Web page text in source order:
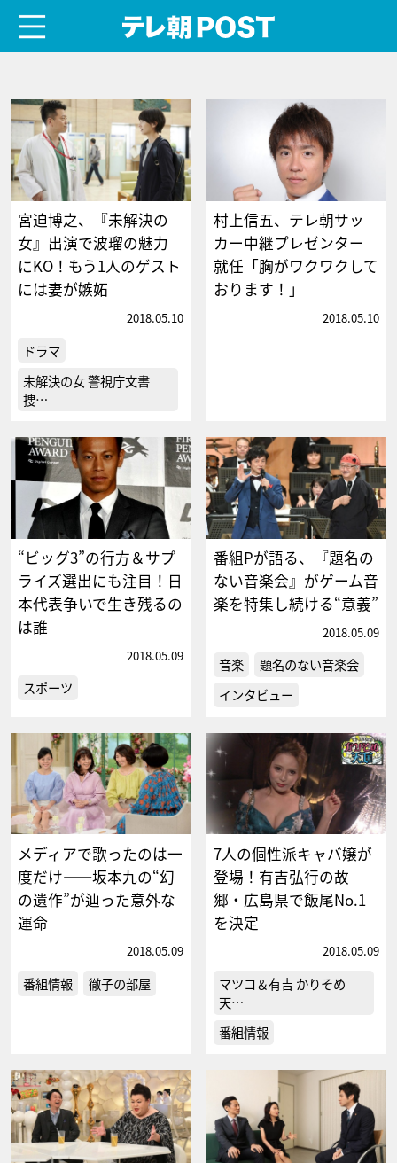
宮迫博之、『未解決の
女』出演で波瑠の魅力
にKO！もう1人のゲスト
には妻が嫉妬
2018.05.10
ドラマ
未解決の女 警視庁文書
捜…
村上信五、テレ朝サッ
カー中継プレゼンター
就任「胸がワクワクして
おります！」
2018.05.10
“ビッグ3”の行方＆サプ
ライズ選出にも注目！日
本代表争いで生き残るの
は誰
2018.05.09
スポーツ
番組Pが語る、『題名の
ない音楽会』がゲーム音
楽を特集し続ける“意義”
2018.05.09
音楽
題名のない音楽会
インタビュー
メディアで歌ったのは一
度だけ――坂本九の“幻
の遺作”が辿った意外な
運命
2018.05.09
番組情報 徹子の部屋
7人の個性派キャバ嬢が
登場！有吉弘行の故
郷・広島県で飯尾No.1
を決定
2018.05.09
マツコ＆有吉 かりそめ
天…
番組情報